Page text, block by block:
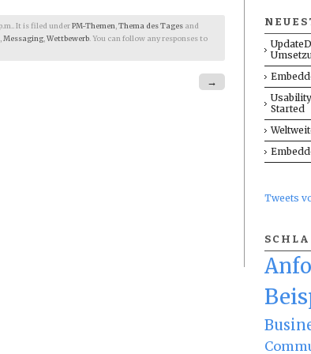
It is filed underPM-Themen,Thema des Tages and
,Messaging,Wettbewerb. You can follow any responses to
→
Started
Tweets